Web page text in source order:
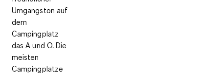
Umgangston auf
dem
Campingplatz
das A und O. Die
meisten
Campingplätze